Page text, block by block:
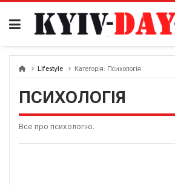
Перейти
вмісту
Lifestyle Категорія: Психологія
ПСИХОЛОГІЯ
Все про психологію.